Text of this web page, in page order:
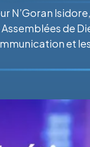
N’Goran
de
et